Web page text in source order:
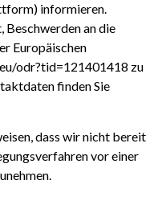
informieren.
an die
Europäischen
odr?tid=121401418 zu
finden Sie
dass wir nicht bereit
vor einer